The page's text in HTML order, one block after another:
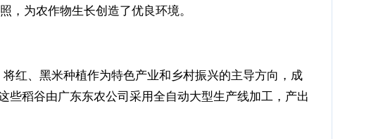
为农作物生长创造了优良环境。
红、黑米种植作为特色产业和乡村振兴的主导方向，成
些稻谷由广东东农公司采用全自动大型生产线加工，产出